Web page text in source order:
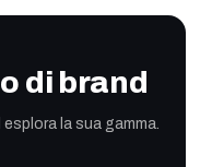
di brand
la sua gamma.